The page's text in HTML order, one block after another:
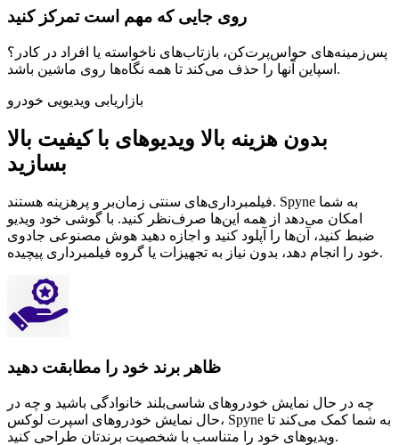
روی جایی که مهم است تمرکز کنید
پس‌زمینه‌های حواس‌پرت‌کن، بازتاب‌های ناخواسته یا افراد در کادر؟
اسپاین آنها را حذف می‌کند تا همه نگاه‌ها روی ماشین باشد.
بازاریابی ویدیویی خودرو
بدون هزینه بالا ویدیوهای با کیفیت بالا
بسازید
فیلمبرداری‌های سنتی زمان‌بر و پرهزینه هستند. Spyne به شما
امکان می‌دهد از همه این‌ها صرف‌نظر کنید. با گوشی خود ویدیو
ضبط کنید، آن‌ها را آپلود کنید و اجازه دهید هوش مصنوعی جادوی
خود را انجام دهد، بدون نیاز به تجهیزات یا گروه فیلمبرداری پیچیده.
ظاهر برند خود را مطابقت دهید
چه در حال نمایش خودروهای شاسی‌بلند خانوادگی باشید و چه در
حال نمایش خودروهای اسپرت لوکس، Spyne به شما کمک می‌کند تا
ویدیوهای خود را متناسب با شخصیت برندتان طراحی کنید.